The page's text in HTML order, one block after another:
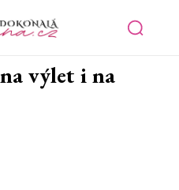
výlet i na